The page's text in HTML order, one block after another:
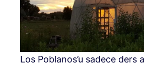
Los Poblanos’u sadece ders